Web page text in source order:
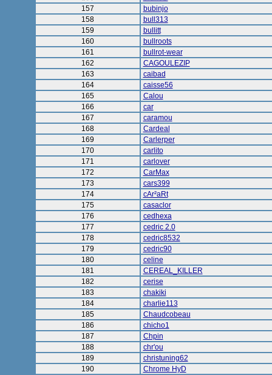
157
bubinjo
158
bull313
159
bullitt
160
bullroots
161
bullrot-wear
162
CAGOULEZIP
163
caibad
164
caisse56
165
Calou
166
car
167
caramou
168
Cardeal
169
Carlerper
170
carlito
171
carlover
172
CarMax
173
cars399
174
cAr²aRt
175
casaclor
176
cedhexa
177
cedric 2.0
178
cedric8532
179
cedric90
180
celine
181
CEREAL_KILLER
182
cerise
183
chakiki
184
charlie113
185
Chaudcobeau
186
chicho1
187
Chpin
188
chr'ou
189
christuning62
190
Chrome HyD